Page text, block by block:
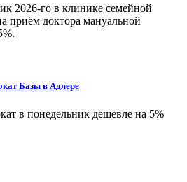
2026-го в клинике семейной
приём доктора мануальной
Базы в Адлере
в понедельник дешевле на 5%